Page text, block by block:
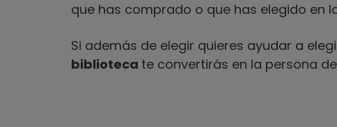
que has comprado o que has elegido en
Si además de elegir quieres ayudar a
biblioteca te convertirás en la persona